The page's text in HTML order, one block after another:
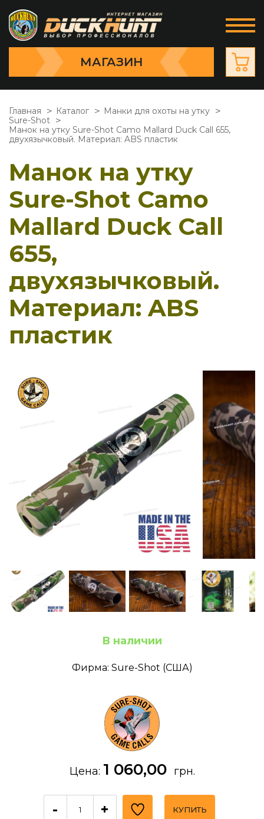
МАГАЗИН
Главная Каталог
Манки для охоты на утку
Sure-Shot
Манок на утку Sure-Shot Camo Mallard Duck Call 655,
двухязычковый. Материал: ABS пластик
Манок на утку
Sure-Shot Camo
Mallard Duck Call
655,
двухязычковый.
Материал: ABS
пластик
В наличии
Фирма: Sure-Shot (США)
Цена: 1 060,00 грн.
- + КУПИТЬ